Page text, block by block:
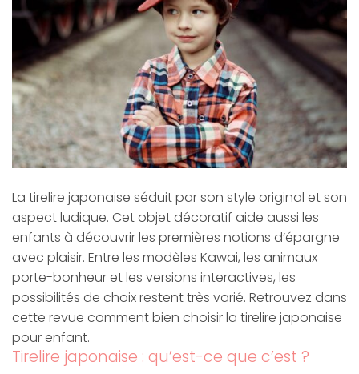
La tirelire japonaise séduit par son style original et son
aspect ludique. Cet objet décoratif aide aussi les
enfants à découvrir les premières notions d’épargne
avec plaisir. Entre les modèles Kawai, les animaux
porte-bonheur et les versions interactives, les
possibilités de choix restent très varié. Retrouvez dans
cette revue comment bien choisir la tirelire japonaise
pour enfant.
Tirelire japonaise : qu’est-ce que c’est ?